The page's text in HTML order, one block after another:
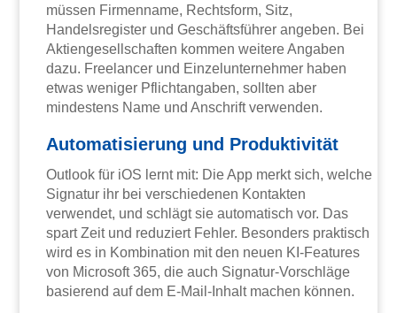
müssen Firmenname, Rechtsform, Sitz,
Handelsregister und Geschäftsführer angeben. Bei
Aktiengesellschaften kommen weitere Angaben
dazu. Freelancer und Einzelunternehmer haben
etwas weniger Pflichtangaben, sollten aber
mindestens Name und Anschrift verwenden.
Automatisierung und Produktivität
Outlook für iOS lernt mit: Die App merkt sich, welche
Signatur ihr bei verschiedenen Kontakten
verwendet, und schlägt sie automatisch vor. Das
spart Zeit und reduziert Fehler. Besonders praktisch
wird es in Kombination mit den neuen KI-Features
von Microsoft 365, die auch Signatur-Vorschläge
basierend auf dem E-Mail-Inhalt machen können.